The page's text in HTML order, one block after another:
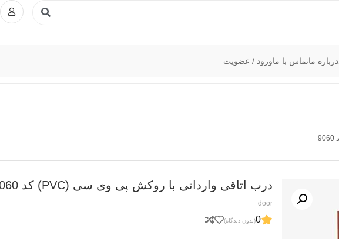
درباره ماتماس با ماورود / عضویت
درب اتاقی وارداتی با روکش پی وی سی (PVC) کد 9060
door
0(بدون دیدگاه)